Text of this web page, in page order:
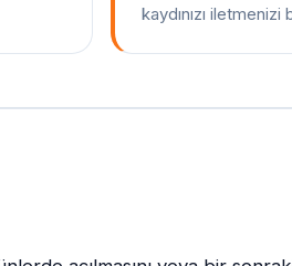
kaydınızı iletmenizi